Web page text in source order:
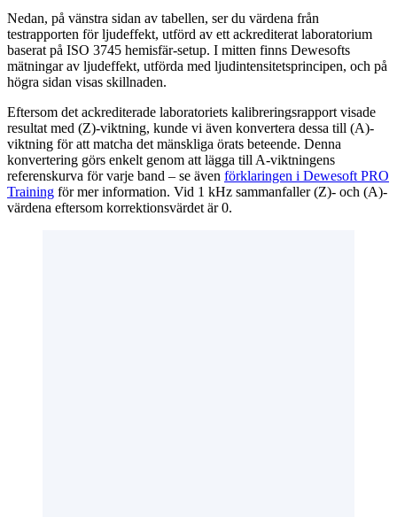
Nedan, på vänstra sidan av tabellen, ser du värdena från
testrapporten för ljudeffekt, utförd av ett ackrediterat laboratorium
baserat på ISO 3745 hemisfär-setup. I mitten finns Dewesofts
mätningar av ljudeffekt, utförda med ljudintensitetsprincipen, och på
högra sidan visas skillnaden.
Eftersom det ackrediterade laboratoriets kalibreringsrapport visade
resultat med (Z)-viktning, kunde vi även konvertera dessa till (A)-
viktning för att matcha det mänskliga örats beteende. Denna
konvertering görs enkelt genom att lägga till A-viktningens
referenskurva för varje band – se även förklaringen i Dewesoft PRO
Training för mer information. Vid 1 kHz sammanfaller (Z)- och (A)-
värdena eftersom korrektionsvärdet är 0.